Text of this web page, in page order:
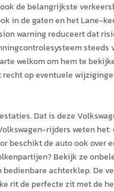
de belangrijkste
in de gaten en het Lane-
warning reduceert dat
steeds
welkom om hem te
op eventuele
Dat is deze
rijders weten
beschikt de auto ook over
Bekijk ze
achterklep. De
rit de perfecte zit met de